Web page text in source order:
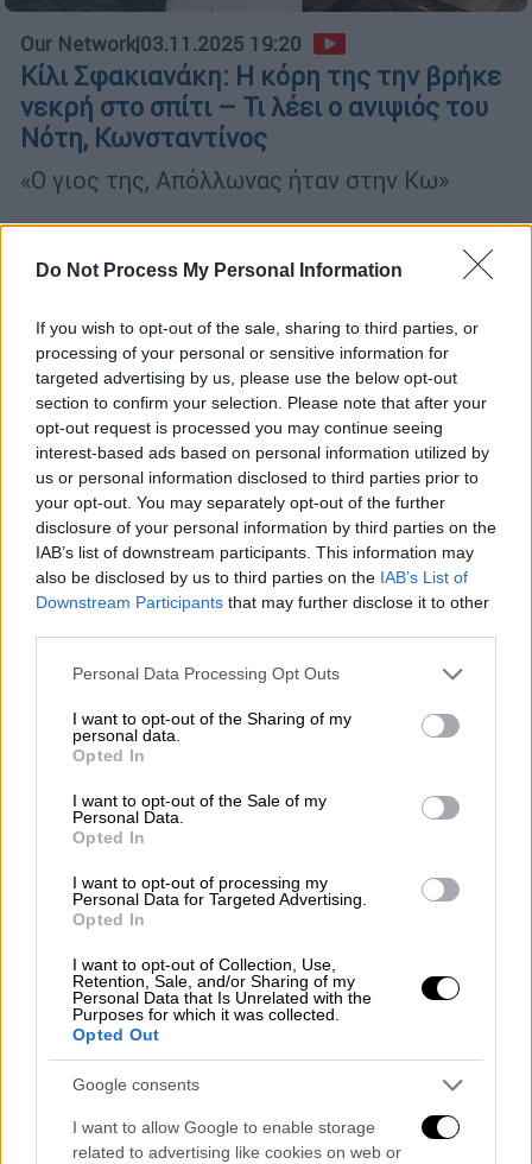
Do Not Process My Personal Information
If you wish to opt-out of the sale, sharing to third parties, or
processing of your personal or sensitive information for
targeted advertising by us, please use the below opt-out
section to confirm your selection. Please note that after your
opt-out request is processed you may continue seeing
interest-based ads based on personal information utilized by
us or personal information disclosed to third parties prior to
your opt-out. You may separately opt-out of the further
disclosure of your personal information by third parties on the
IAB’s list of downstream participants. This information may
also be disclosed by us to third parties on the IAB’s List of
Downstream Participants that may further disclose it to other
Please note that this website/app uses one or more Google
not limited to your visit or usage behaviour. You may click to
grant or deny consent to Google and its third-party tags to
use your data for below specified purposes in below Google
consent section.
Personal Data Processing Opt Outs
I want to opt-out of the Sharing of my
personal data.
Opted In
I want to opt-out of the Sale of my
Personal Data.
Opted In
I want to opt-out of processing my
Personal Data for Targeted Advertising.
Opted In
I want to opt-out of Collection, Use,
Retention, Sale, and/or Sharing of my
Personal Data that Is Unrelated with the
Purposes for which it was collected.
Opted Out
Google consents
I want to allow Google to enable storage
related to advertising like cookies on web or
Our Network|03.11.2025 19:20
Κίλι Σφακιανάκη: Η κόρη της την βρήκε
νεκρή στο σπίτι – Τι λέει ο ανιψιός του
Νότη, Κωνσταντίνος
«Ο γιος της, Απόλλωνας ήταν στην Κω»
03.11.2025 10:11
μάχη με το Πάρκινσον και ο γάμος με τον
Νότη Σφακιανάκη
Η σύζυγος του τραγουδιστή έφυγε από τη